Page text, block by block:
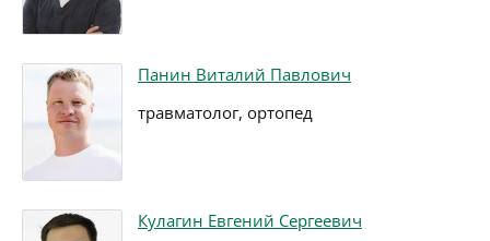
Панин Виталий Павлович
травматолог, ортопед
Кулагин Евгений Сергеевич